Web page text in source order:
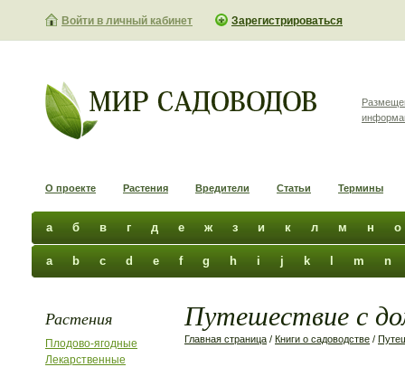
Войти в личный кабинет Зарегистрироваться
О проекте Растения Вредители Статьи Термины
а б в г д е ж з и к л м н о
a b c d e f g h i j k m n
Растения
Плодово-ягодные
Лекарственные
Путешествие с
Главная страница / Книги о садоводстве /